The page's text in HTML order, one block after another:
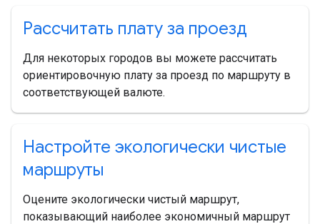
Рассчитать плату за проезд
Для некоторых городов вы можете рассчитать
ориентировочную плату за проезд по маршруту в
соответствующей валюте.
Настройте экологически чистые
маршруты
Оцените экологически чистый маршрут,
показывающий наиболее экономичный маршрут